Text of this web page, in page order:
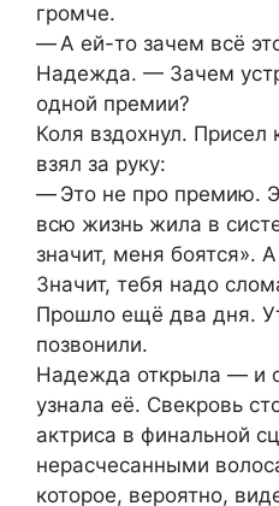
громче.
— А ей-то зачем всё
Надежда. — Зачем
одной премии?
Коля вздохнул. Присел
взял за руку:
— Это не про премию.
всю жизнь жила в
значит, меня боятся».
Значит, тебя надо
Прошло ещё два дня.
позвонили.
Надежда открыла — и
узнала её. Свекровь
актриса в финальной
нерасчесанными
которое, вероятно,